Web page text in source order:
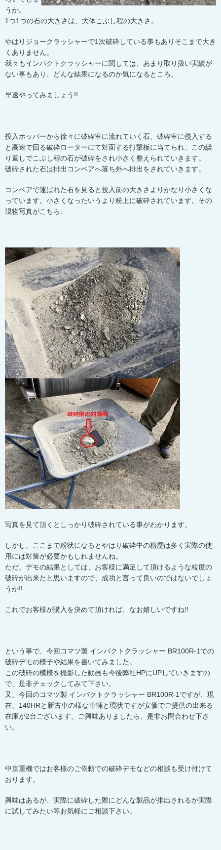
うか。
1つ1つの石の大きさは、大体こぶし程の大きさ。
やはりジョークラッシャーで1次破砕している事もありそこまで大き
くありません。
我々もインパクトクラッシャーに関しては、あまり取り扱い実績が
ない事もあり、どんな結果になるのか気になるところ。
早速やってみましょう !!
投入ホッパーから徐々に破砕室に流れていく石、破砕室に侵入する
と高速で回る破砕ローターにて対面する打撃板に当てられ、この繰
り返しでこぶし程の石が破砕をされ小さく整えられていきます。
破砕された石は排出コンベアへ落ち外へ排出をされていきます。
コンベアで運ばれた石を見ると投入前の大きさよりかなり小さくな
っています。小さくなったいうより粉上に破砕されています。その
現物写真がこちら↓
写真を見て頂くとしっかり破砕されている事がわかります。
しかし、ここまで粉状になるとやはり破砕中の粉塵は多く実際の使
用には対策が必要かもしれませんね。
ただ、デモの結果としては、お客様に満足して頂けるような粒度の
破砕が出来たと思いますので、成功と言って良いのではないでしょ
うか!!
これでお客様が購入を決めて頂ければ、なお嬉しいですね!!
という事で、今回コマツ製 インパクトクラッシャー BR100R-1での
破砕デモの様子や結果を書いてみました。
この破砕の模様を撮影した動画も今後弊社HPにUPしていきますの
で、是非チェックしてみて下さい。
又、今回のコマツ製 インパクトクラッシャー BR100R-1ですが、現
在、 140HRと新古車の様な車輛と現状ですが安価でご提供の出来る
在庫が2台ございます。ご興味ありましたら、是非お問合わせ下さ
い。
中京重機ではお客様のご依頼での破砕デモなどの相談も受け付けて
おります。
興味はあるが、実際に破砕した際にどんな製品が排出されるか実際
に試してみたい等お気軽にご相談下さい。